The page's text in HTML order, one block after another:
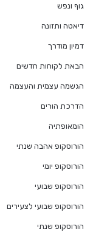
גוף ונפש
דיאטה ותזונה
דמיון מודרך
הבאת לקוחות חדשים
הגשמה עצמית והעצמה
הדרכת הורים
הומאופתיה
הורוסקופ אהבה שנתי
הורוסקופ יומי
הורוסקופ שבועי
הורוסקופ שבועי לצעירים
הורוסקופ שנתי